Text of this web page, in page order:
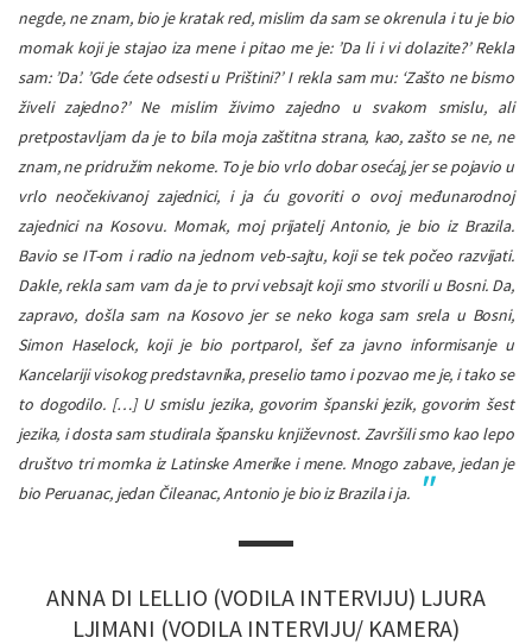
negde, ne znam, bio je kratak red, mislim da sam se okrenula i tu je bio
momak koji je stajao iza mene i pitao me je: ’Da li i vi dolazite?’ Rekla
sam: ’Da’. ’Gde ćete odsesti u Prištini?’ I rekla sam mu: ‘Zašto ne bismo
živeli zajedno?’ Ne mislim živimo zajedno u svakom smislu, ali
pretpostavljam da je to bila moja zaštitna strana, kao, zašto se ne, ne
znam, ne pridružim nekome. To je bio vrlo dobar osećaj, jer se pojavio u
vrlo neočekivanoj zajednici, i ja ću govoriti o ovoj međunarodnoj
zajednici na Kosovu. Momak, moj prijatelj Antonio, je bio iz Brazila.
Bavio se IT-om i radio na jednom veb-sajtu, koji se tek počeo razvijati.
Dakle, rekla sam vam da je to prvi vebsajt koji smo stvorili u Bosni. Da,
zapravo, došla sam na Kosovo jer se neko koga sam srela u Bosni,
Simon Haselock, koji je bio portparol, šef za javno informisanje u
Kancelariji visokog predstavnika, preselio tamo i pozvao me je, i tako se
to dogodilo. […] U smislu jezika, govorim španski jezik, govorim šest
jezika, i dosta sam studirala špansku književnost. Završili smo kao lepo
društvo tri momka iz Latinske Amerike i mene. Mnogo zabave, jedan je
bio Peruanac, jedan Čileanac, Antonio je bio iz Brazila i ja.
ANNA DI LELLIO (VODILA INTERVIJU) LJURA
LJIMANI (VODILA INTERVIJU/ KAMERA)